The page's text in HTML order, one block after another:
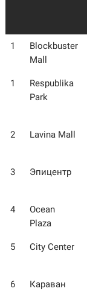
1
Blockbuster
Mall
1
Respublika
Park
2 Lavina Mall
3 Эпицентр
4
Ocean
Plaza
5 City Center
6 Караван